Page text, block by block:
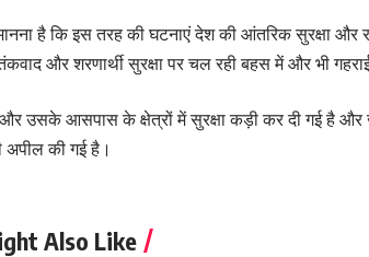
है कि इस तरह की घटनाएं देश की आंतरिक सुरक्षा और
और शरणार्थी सुरक्षा पर चल रही बहस में और भी
और उसके आसपास के क्षेत्रों में सुरक्षा कड़ी कर दी गई है और
की गई है।
Also Like